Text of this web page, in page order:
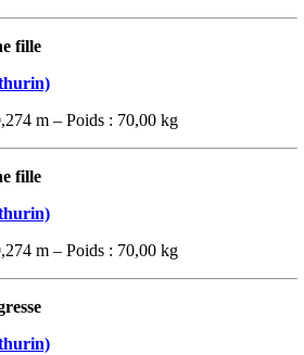
fille
m – Poids : 70,00 kg
fille
m – Poids : 70,00 kg